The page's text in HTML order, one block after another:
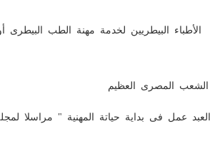
الأطباء البيطريين لخدمة مهنة الطب
الشعب المصرى العظيم
عمل فى بداية حياتة المهنية " مراسلا